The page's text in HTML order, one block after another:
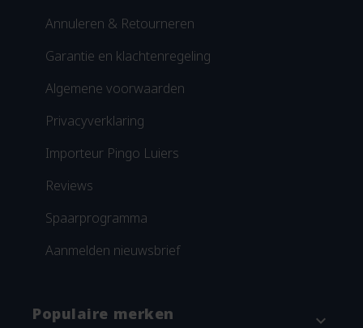
Annuleren & Retourneren
Garantie en klachtenregeling
Algemene voorwaarden
Privacyverklaring
Importeur Pingo Luiers
Reviews
Spaarprogramma
Aanmelden nieuwsbrief
Populaire merken expand_more